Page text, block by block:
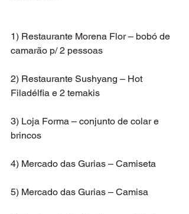
1) Restaurante Morena Flor – bobó de
camarão p/ 2 pessoas
2) Restaurante Sushyang – Hot
Filadélfia e 2 temakis
3) Loja Forma – conjunto de colar e
brincos
4) Mercado das Gurias – Camiseta
5) Mercado das Gurias – Camisa